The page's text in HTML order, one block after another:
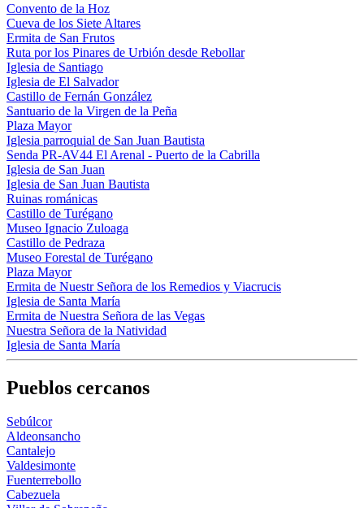
Convento de la Hoz
Cueva de los Siete Altares
Ermita de San Frutos
Ruta por los Pinares de Urbión desde Rebollar
Iglesia de Santiago
Iglesia de El Salvador
Castillo de Fernán González
Santuario de la Virgen de la Peña
Plaza Mayor
Iglesia parroquial de San Juan Bautista
Senda PR-AV44 El Arenal - Puerto de la Cabrilla
Iglesia de San Juan
Iglesia de San Juan Bautista
Ruinas románicas
Castillo de Turégano
Museo Ignacio Zuloaga
Castillo de Pedraza
Museo Forestal de Turégano
Plaza Mayor
Ermita de Nuestr Señora de los Remedios y Viacrucis
Iglesia de Santa María
Ermita de Nuestra Señora de las Vegas
Nuestra Señora de la Natividad
Iglesia de Santa María
Pueblos cercanos
Sebúlcor
Aldeonsancho
Cantalejo
Valdesimonte
Fuenterrebollo
Cabezuela